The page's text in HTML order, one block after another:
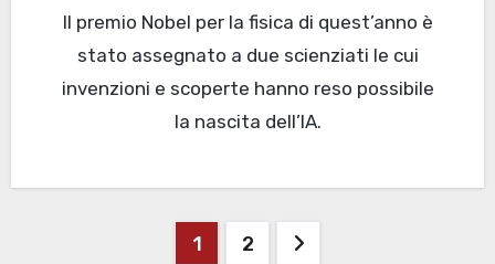
Il premio Nobel per la fisica di quest’anno è
stato assegnato a due scienziati le cui
invenzioni e scoperte hanno reso possibile
la nascita dell’IA.
Paginazione
1 2